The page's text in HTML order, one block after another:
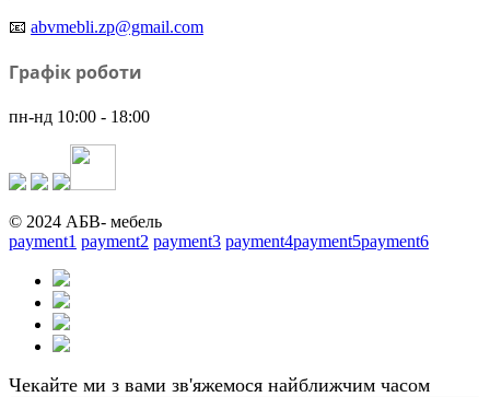
📧 abvmebli.zp@gmail.com
Графік роботи
пн-нд 10:00 - 18:00
© 2024 АБВ- мебель
payment1 payment2 payment3 payment4payment5payment6
Чекайте ми з вами зв'яжемося найближчим часом